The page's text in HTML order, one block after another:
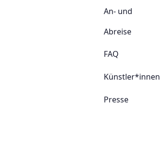
An- und
Abreise
FAQ
Künstler*innen
Presse